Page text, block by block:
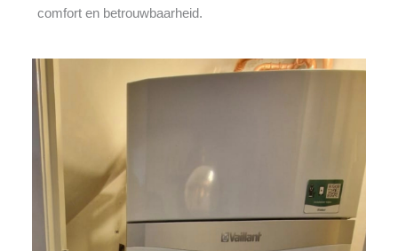
comfort en betrouwbaarheid.